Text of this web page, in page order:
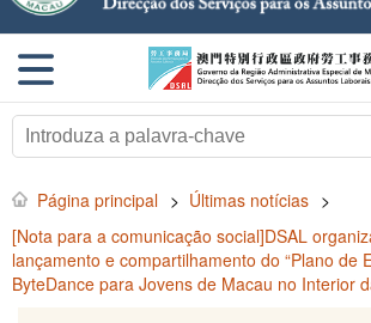
Página principal > Últimas notícias >
[Nota para a comunicação social]DSAL
lançamento e compartilhamento do “Plano de
ByteDance para Jovens de Macau no Interior